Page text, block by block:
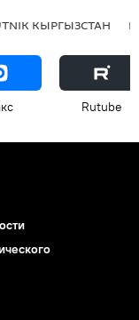
КЫРГЫЗСТАН
Rutube